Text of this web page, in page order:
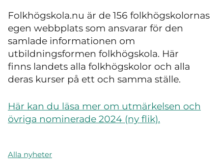
Folkhögskola.nu är de 156 folkhögskolornas
egen webbplats som ansvarar för den
samlade informationen om
utbildningsformen folkhögskola. Här
finns landets alla folkhögskolor och alla
deras kurser på ett och samma ställe.
Här kan du läsa mer om utmärkelsen och
övriga nominerade 2024 (ny flik).
Alla nyheter